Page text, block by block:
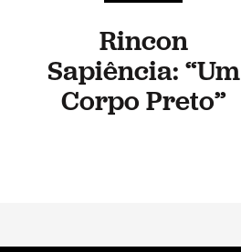
Rincon
Sapiência: “Um
Corpo Preto”